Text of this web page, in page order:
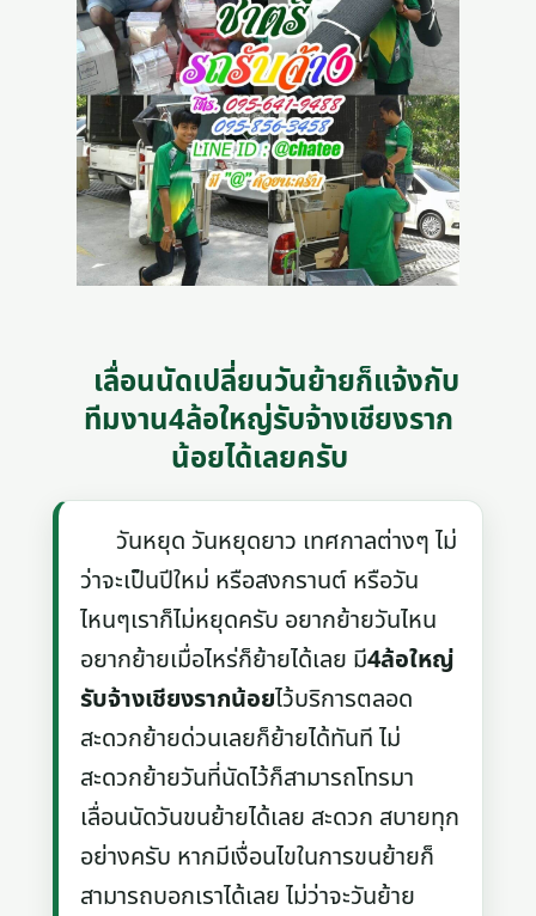
เลื่อนนัดเปลี่ยนวันย้ายก็แจ้งกับ
ทีมงาน4ล้อใหญ่รับจ้างเชียงราก
น้อยได้เลยครับ
วันหยุด วันหยุดยาว เทศกาลต่างๆ ไม่
ว่าจะเป็นปีใหม่ หรือสงกรานต์ หรือวัน
ไหนๆเราก็ไม่หยุดครับ อยากย้ายวันไหน
อยากย้ายเมื่อไหร่ก็ย้ายได้เลย มี4ล้อใหญ่
รับจ้างเชียงรากน้อยไว้บริการตลอด
สะดวกย้ายด่วนเลยก็ย้ายได้ทันที ไม่
สะดวกย้ายวันที่นัดไว้ก็สามารถโทรมา
เลื่อนนัดวันขนย้ายได้เลย สะดวก สบายทุก
อย่างครับ หากมีเงื่อนไขในการขนย้ายก็
สามารถบอกเราได้เลย ไม่ว่าจะวันย้าย